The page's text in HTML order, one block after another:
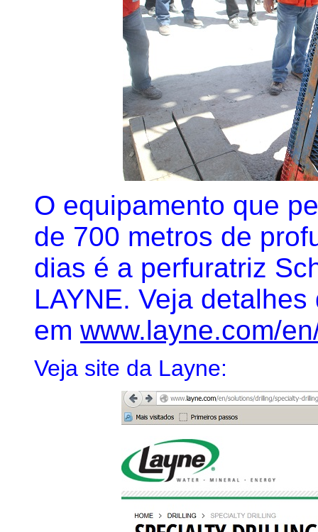
O equipamento que
de 700 metros de
dias é a perfuratriz
LAYNE. Veja
em www.layne.com/
Veja site da Layne: